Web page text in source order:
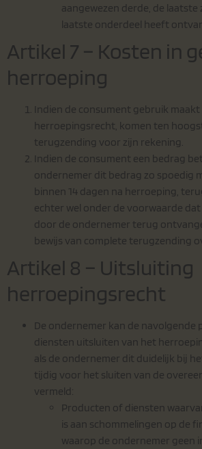
aangewezen derde, de
laatste onderdeel heeft
Artikel 7 – Kosten in
herroeping
Indien de consument gebruik maakt
herroepingsrecht, komen ten
terugzending voor zijn rekening.
Indien de consument een bedrag
ondernemer dit bedrag zo spoedig
binnen 14 dagen na herroeping,
echter wel onder de voorwaarde
door de ondernemer terug
bewijs van complete terugzending
Artikel 8 – Uitsluiting
herroepingsrecht
De ondernemer kan de navolgende
diensten uitsluiten van het
als de ondernemer dit duidelijk bij
tijdig voor het sluiten van de
vermeld:
Producten of diensten
is aan schommelingen op de
waarop de ondernemer geen